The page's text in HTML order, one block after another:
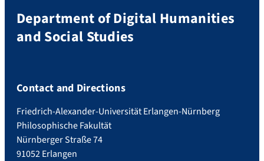
Department of Digital Humanities
and Social Studies
Contact and Directions
Friedrich-Alexander-Universität Erlangen-Nürnberg
Philosophische Fakultät
Nürnberger Straße 74
91052 Erlangen